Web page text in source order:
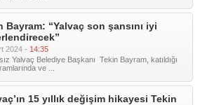
Bayram: “Yalvaç son şansını iyi
2024 - 14:35
Yalvaç Belediye Başkanı Tekin Bayram, katıldığı
ve ...
15 yıllık değişim hikayesi Tekin